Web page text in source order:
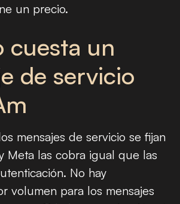
un precio.
cuesta un
de servicio
mensajes de servicio se fijan
Meta las cobra igual que las
No hay
volumen para los mensajes